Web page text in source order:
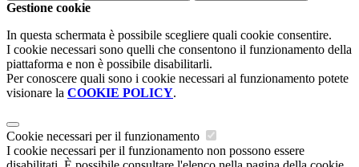
Gestione cookie
In questa schermata è possibile scegliere quali cookie consentire.
I cookie necessari sono quelli che consentono il funzionamento della
piattaforma e non è possibile disabilitarli.
Per conoscere quali sono i cookie necessari al funzionamento potete
visionare la COOKIE POLICY.
Cookie necessari per il funzionamento
I cookie necessari per il funzionamento non possono essere